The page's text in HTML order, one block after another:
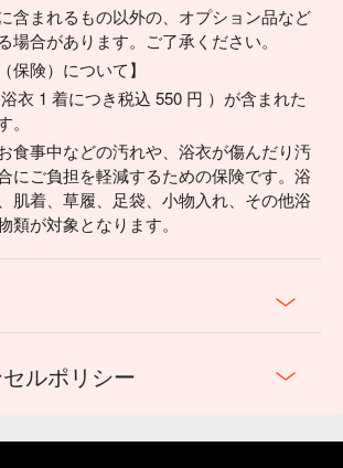
含まれるもの以外の、オプション品など
場合があります。ご了承ください。
保険）について】
衣 1 着につき税込 550 円 ）が含まれた
食事中などの汚れや、浴衣が傷んだり汚
にご負担を軽減するための保険です。浴
肌着、草履、足袋、小物入れ、その他浴
類が対象となります。
ルポリシー